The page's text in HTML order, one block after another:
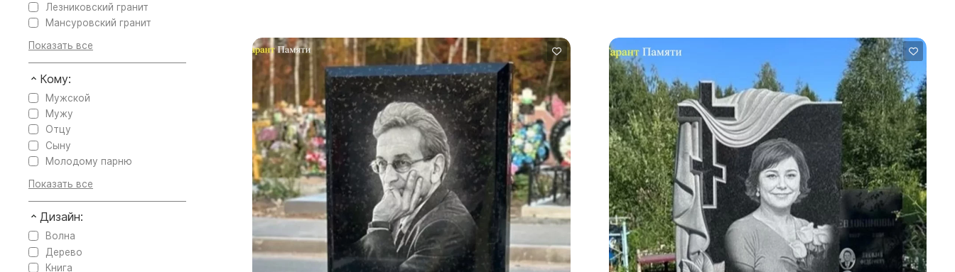
Лезниковский гранит
Мансуровский гранит
Кому:
Мужской
Мужу
Отцу
Сыну
Молодому парню
Дизайн:
Волна
Дерево
Книга